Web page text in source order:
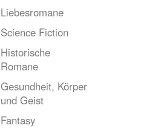
Liebesromane
Science Fiction
Historische
Romane
Gesundheit, Körper
und Geist
Fantasy